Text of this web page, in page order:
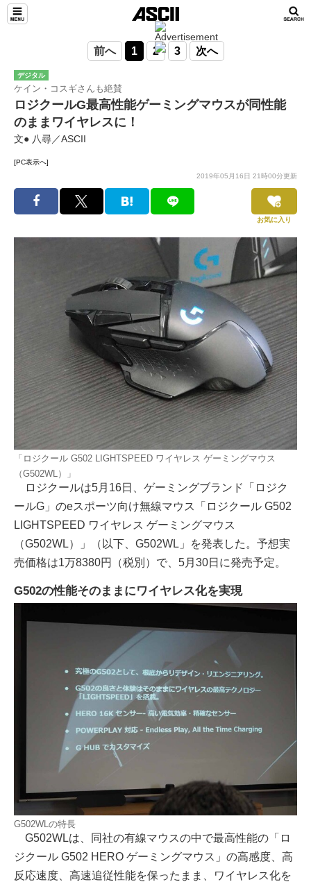
前へ 1 2 3 次へ
デジタル
ケイン・コスギさんも絶賛
ロジクールG最高性能ゲーミングマウスが同性能
のままワイヤレスに！
文● 八尋／ASCII
[PC表示へ]
2019年05月16日 21時00分更新
お気に入り
「ロジクール G502 LIGHTSPEED ワイヤレス ゲーミングマウス
（G502WL）」
ロジクールは5月16日、ゲーミングブランド「ロジク
ールG」のeスポーツ向け無線マウス「ロジクール G502
LIGHTSPEED ワイヤレス ゲーミングマウス
（G502WL）」（以下、G502WL」を発表した。予想実
売価格は1万8380円（税別）で、5月30日に発売予定。
G502の性能そのままにワイヤレス化を実現
G502WLの特長
G502WLは、同社の有線マウスの中で最高性能の「ロ
ジクール G502 HERO ゲーミングマウス」の高感度、高
反応速度、高速追従性能を保ったまま、ワイヤレス化を